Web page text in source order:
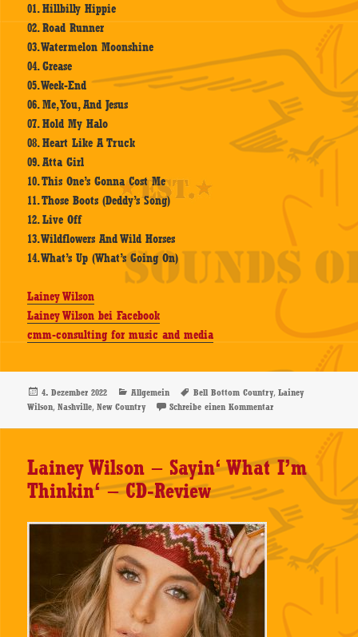
01. Hillbilly Hippie
02. Road Runner
03. Watermelon Moonshine
04. Grease
05. Week-End
06. Me, You, And Jesus
07. Hold My Halo
08. Heart Like A Truck
09. Atta Girl
10. This One’s Gonna Cost Me
11. Those Boots (Deddy’s Song)
12. Live Off
13. Wildflowers And Wild Horses
14. What’s Up (What’s Going On)
Lainey Wilson
Lainey Wilson bei Facebook
cmm-consulting for music and media
Veröffentlicht
am
4. Dezember 2022 Kategorien
Allgemein Schlagwörter
Bell Bottom Country,Lainey
Wilson,Nashville,New Country Schreibe einen Kommentarzu Lainey Wilson –
Lainey Wilson – Sayin‘ What I’m
Thinkin‘ – CD-Review